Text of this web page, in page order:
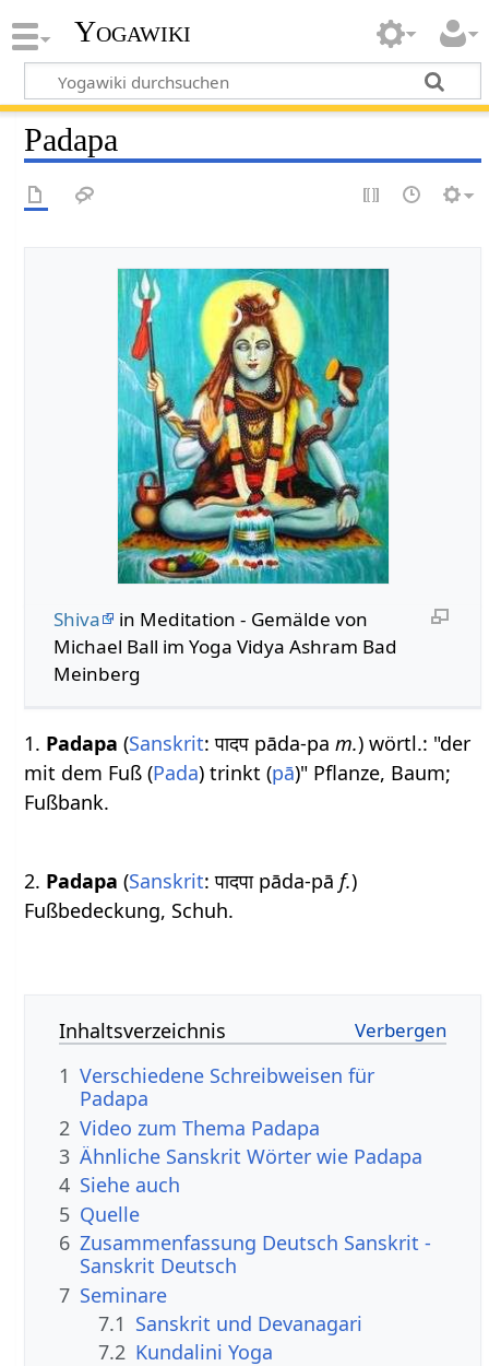
Yogawiki
Padapa
Shiva
in Meditation - Gemälde von
Michael Ball im Yoga Vidya Ashram Bad
Meinberg
1. Padapa (Sanskrit: पादप pāda-pam.) wörtl.: "der
mit dem Fuß (Pada) trinkt (pā)" Pflanze, Baum;
Fußbank.
2. Padapa (Sanskrit: पादपा pāda-pāf.)
Fußbedeckung, Schuh.
Inhaltsverzeichnis
1 Verschiedene Schreibweisen für
Padapa
2 Video zum Thema Padapa
3 Ähnliche Sanskrit Wörter wie Padapa
4 Siehe auch
5 Quelle
6 Zusammenfassung Deutsch Sanskrit -
Sanskrit Deutsch
7 Seminare
7.1 Sanskrit und Devanagari
7.2 Kundalini Yoga